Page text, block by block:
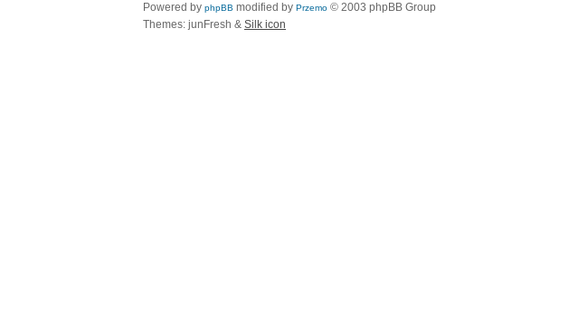
Powered by phpBB modified by Przemo © 2003 phpBB Group
Themes: junFresh & Silk icon